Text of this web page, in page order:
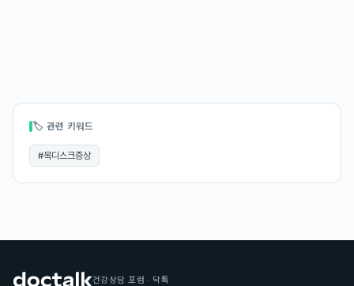
🏷 관련 키워드
#목디스크증상
건강상담 포럼 · 닥톡